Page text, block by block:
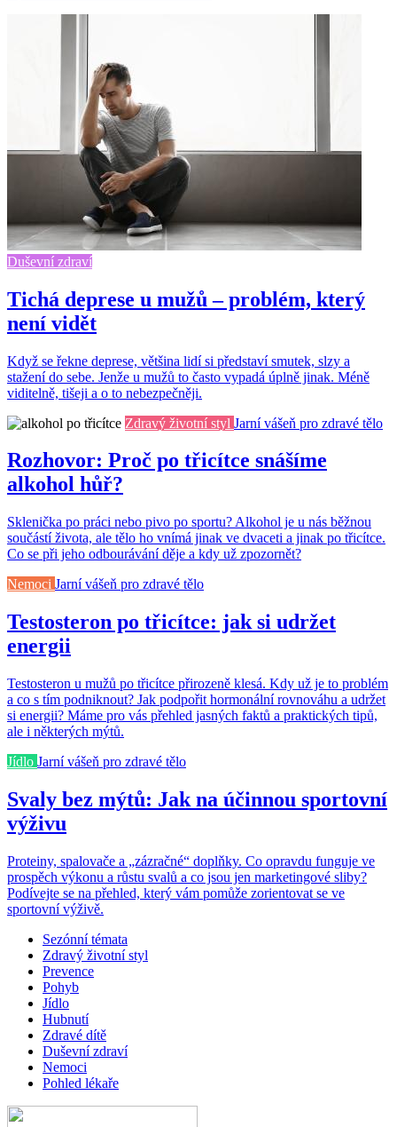
Duševní zdraví
Tichá deprese u mužů – problém, který
není vidět
Když se řekne deprese, většina lidí si představí smutek, slzy a
stažení do sebe. Jenže u mužů to často vypadá úplně jinak. Méně
viditelně, tišeji a o to nebezpečněji.
Zdravý životní styl Jarní vášeň pro zdravé tělo
Rozhovor: Proč po třicítce snášíme
alkohol hůř?
Sklenička po práci nebo pivo po sportu? Alkohol je u nás běžnou
součástí života, ale tělo ho vnímá jinak ve dvaceti a jinak po třicítce.
Co se při jeho odbourávání děje a kdy už zpozornět?
Nemoci Jarní vášeň pro zdravé tělo
Testosteron po třicítce: jak si udržet
energii
Testosteron u mužů po třicítce přirozeně klesá. Kdy už je to problém
a co s tím podniknout? Jak podpořit hormonální rovnováhu a udržet
si energii? Máme pro vás přehled jasných faktů a praktických tipů,
ale i některých mýtů.
Jídlo Jarní vášeň pro zdravé tělo
Svaly bez mýtů: Jak na účinnou sportovní
výživu
Proteiny, spalovače a „zázračné“ doplňky. Co opravdu funguje ve
prospěch výkonu a růstu svalů a co jsou jen marketingové sliby?
Podívejte se na přehled, který vám pomůže zorientovat se ve
sportovní výživě.
Sezónní témata
Zdravý životní styl
Prevence
Pohyb
Jídlo
Hubnutí
Zdravé dítě
Duševní zdraví
Nemoci
Pohled lékaře